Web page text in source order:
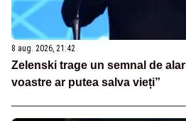
8 aug. 2026, 21:42
Zelenski trage un semnal de
voastre ar putea salva vieți”